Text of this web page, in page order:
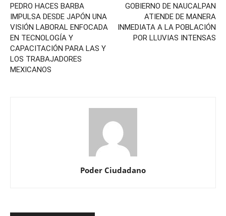
PEDRO HACES BARBA
IMPULSA DESDE JAPÓN UNA
VISIÓN LABORAL ENFOCADA
EN TECNOLOGÍA Y
CAPACITACIÓN PARA LAS Y
LOS TRABAJADORES
MEXICANOS
GOBIERNO DE NAUCALPAN
ATIENDE DE MANERA
INMEDIATA A LA POBLACIÓN
POR LLUVIAS INTENSAS
Poder Ciudadano